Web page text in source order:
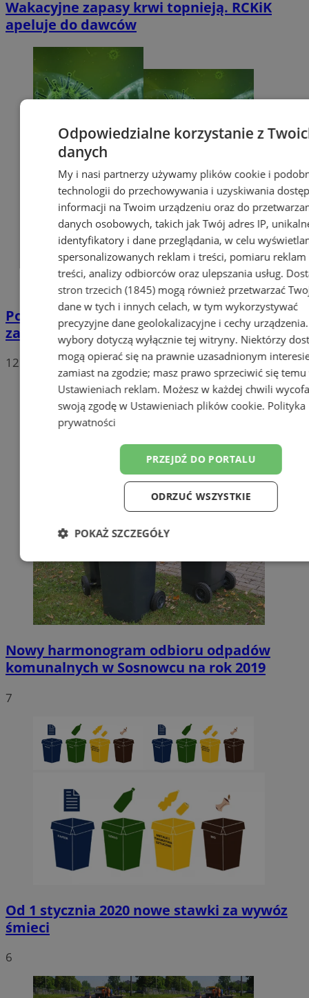
Wakacyjne zapasy krwi topnieją. RCKiK
apeluje do dawców
Potwierdzono pierwszy przypadek
zarażenia koronawirusem w Sosnowcu
12
Nowy harmonogram odbioru odpadów
komunalnych w Sosnowcu na rok 2019
7
Od 1 stycznia 2020 nowe stawki za wywóz
śmieci
6
Odpowiedzialne korzystanie z
danych
My i nasi partnerzy używamy plików cookie i
technologii do przechowywania i uzyskiwania
informacji na Twoim urządzeniu oraz do
danych osobowych, takich jak Twój adres IP,
identyfikatory i dane przeglądania, w celu
spersonalizowanych reklam i treści, pomiaru reklam
treści, analizy odbiorców oraz ulepszania usług.
stron trzecich (1845)mogą również przetwarzać
dane w tych i innych celach, w tym wykorzystywać
precyzyjne dane geolokalizacyjne i cechy
wybory dotyczą wyłącznie tej witryny. Niektórzy
mogą opierać się na prawnie uzasadnionym
zamiast na zgodzie; masz prawo sprzeciwić się temu
Ustawieniach reklam. Możesz w każdej chwili
swoją zgodę w Ustawieniach plików cookie. Polityka
prywatności
PRZEJDŹ DO PORTALU
ODRZUĆ WSZYSTKIE
POKAŻ SZCZEGÓŁY
Niezbędne Wydajność
Funkcjonalność
Niesklasyfikowane
Niezbędne pliki cookie umożliwiają korzystanie z podstawowych
ze strony internetowej.
Nazwa
Provider/
Domena
SessID
sosnowiecki.pl
euds .rfihub.com